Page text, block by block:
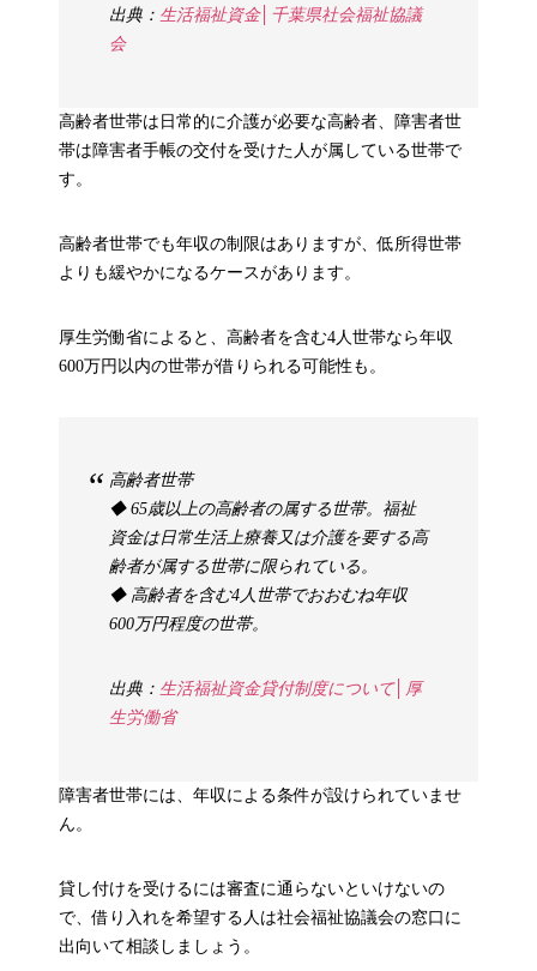
出典： 生活福祉資金│千葉県社会福祉協議
会
高齢者世帯は日常的に介護が必要な高齢者、障害者世
帯は障害者手帳の交付を受けた人が属している世帯で
す。
高齢者世帯でも年収の制限はありますが、低所得世帯
よりも緩やかになるケースがあります。
厚生労働省によると、高齢者を含む4人世帯なら年収
600万円以内の世帯が借りられる可能性も。
高齢者世帯
◆ 65歳以上の高齢者の属する世帯。福祉
資金は日常生活上療養又は介護を要する高
齢者が属する世帯に限られている。
◆ 高齢者を含む4人世帯でおおむね年収
600万円程度の世帯。
出典： 生活福祉資金貸付制度について│厚
生労働省
障害者世帯には、年収による条件が設けられていませ
ん。
貸し付けを受けるには審査に通らないといけないの
で、借り入れを希望する人は社会福祉協議会の窓口に
出向いて相談しましょう。